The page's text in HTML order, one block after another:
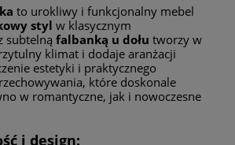
to urokliwy i funkcjonalny mebel
styl w klasycznym
subtelną falbanką u dołu tworzy w
klimat i dodaje aranżacji
estetyki i praktycznego
które doskonale
w romantyczne, jak i nowoczesne
i design: